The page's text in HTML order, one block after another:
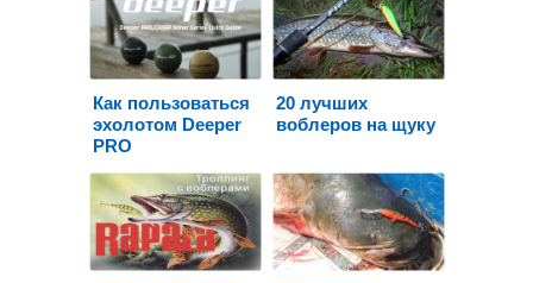
Как пользоваться
эхолотом Deeper
PRO
20 лучших
воблеров на щуку